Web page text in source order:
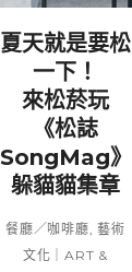
夏天就是要松
一下！
來松菸玩
《松誌
SongMag》
躲貓貓集章
餐廳／咖啡廳,藝術
文化｜ART &